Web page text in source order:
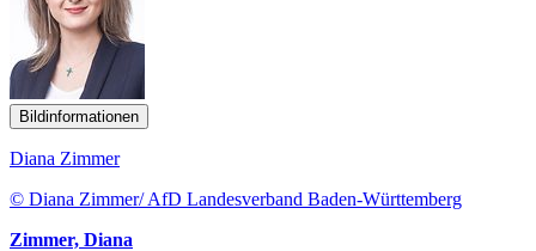
Bildinformationen
Diana Zimmer
© Diana Zimmer/ AfD Landesverband Baden-Württemberg
Zimmer, Diana